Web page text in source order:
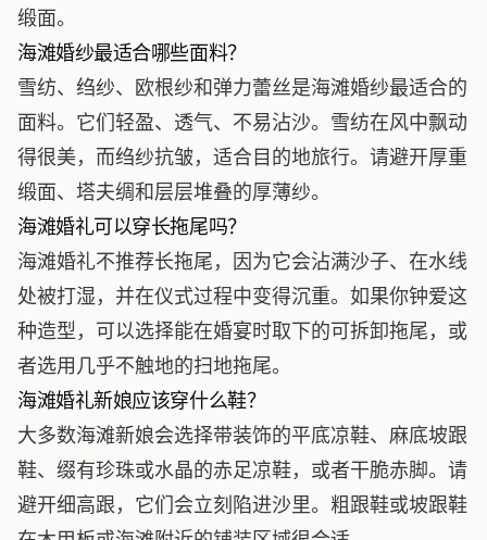
缎面。
海滩婚纱最适合哪些面料？
雪纺、绉纱、欧根纱和弹力蕾丝是海滩婚纱最适合的
面料。它们轻盈、透气、不易沾沙。雪纺在风中飘动
得很美，而绉纱抗皱，适合目的地旅行。请避开厚重
缎面、塔夫绸和层层堆叠的厚薄纱。
海滩婚礼可以穿长拖尾吗？
海滩婚礼不推荐长拖尾，因为它会沾满沙子、在水线
处被打湿，并在仪式过程中变得沉重。如果你钟爱这
种造型，可以选择能在婚宴时取下的可拆卸拖尾，或
者选用几乎不触地的扫地拖尾。
海滩婚礼新娘应该穿什么鞋？
大多数海滩新娘会选择带装饰的平底凉鞋、麻底坡跟
鞋、缀有珍珠或水晶的赤足凉鞋，或者干脆赤脚。请
避开细高跟，它们会立刻陷进沙里。粗跟鞋或坡跟鞋